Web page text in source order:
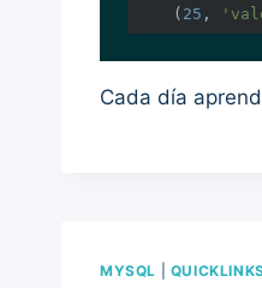
    (
25 ,
Cada día
MYSQL